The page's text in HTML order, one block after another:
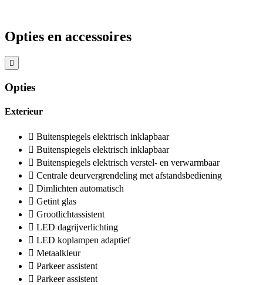
Opties en accessoires
Opties
Exterieur
Buitenspiegels elektrisch inklapbaar
Buitenspiegels elektrisch inklapbaar
Buitenspiegels elektrisch verstel- en verwarmbaar
Centrale deurvergrendeling met afstandsbediening
Dimlichten automatisch
Getint glas
Grootlichtassistent
LED dagrijverlichting
LED koplampen adaptief
Metaalkleur
Parkeer assistent
Parkeer assistent